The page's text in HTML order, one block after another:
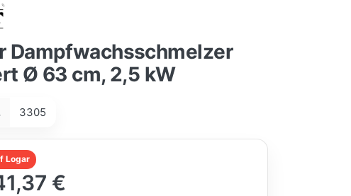
Dampfwachsschmelzer
Ø 63 cm, 2,5 kW
3305
Logar
€